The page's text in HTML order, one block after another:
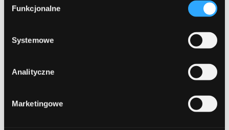
formy korzystania z plików cookies. Więcej:
Polityka
zgody
Funkcjonalne
Systemowe
Analityczne
Marketingowe
maj 2022
kwiecień 2022
luty 2022